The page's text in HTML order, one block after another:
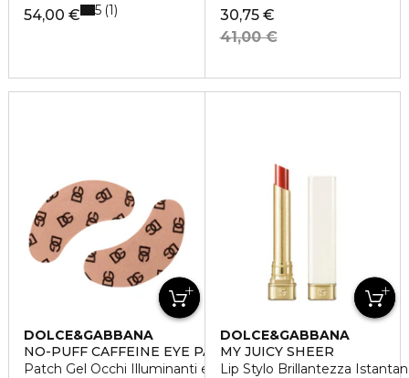
54,00 € 5 1
30,75 €
41,00 €
DOLCE&GABBANA
NO-PUFF CAFFEINE EYE PATCHES
Patch Gel Occhi Illuminanti e Anti-Gonfiore
DOLCE&GABBANA
MY JUICY SHEER
Lip Stylo Brillantezza